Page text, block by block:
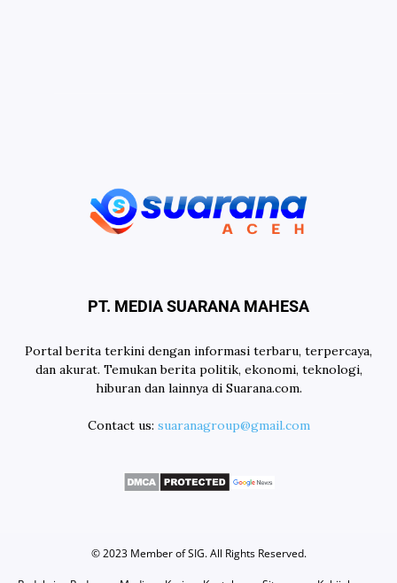
PT. MEDIA SUARANA MAHESA
Portal berita terkini dengan informasi terbaru, terpercaya,
dan akurat. Temukan berita politik, ekonomi, teknologi,
hiburan dan lainnya di Suarana.com.
Contact us: suaranagroup@gmail.com
© 2023 Member ofSIG. All Rights Reserved.